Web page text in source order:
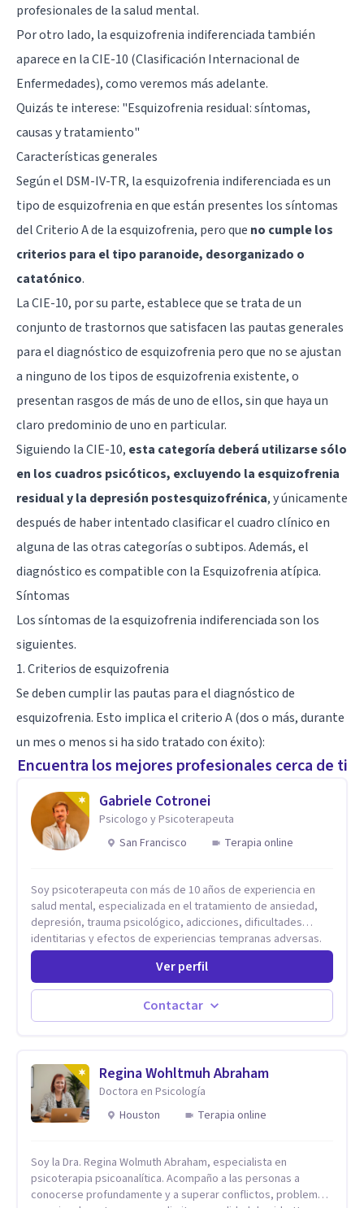
profesionales de la salud mental.
Por otro lado, la esquizofrenia indiferenciada también
aparece en la CIE-10 (Clasificación Internacional de
Enfermedades), como veremos más adelante.
Quizás te interese: "Esquizofrenia residual: síntomas,
causas y tratamiento"
Características generales
Según el DSM-IV-TR, la esquizofrenia indiferenciada es un
tipo de esquizofrenia en que están presentes los síntomas
del Criterio A de la esquizofrenia, pero que no cumple los
criterios para el tipo paranoide, desorganizado o
catatónico.
La CIE-10, por su parte, establece que se trata de un
conjunto de trastornos que satisfacen las pautas generales
para el diagnóstico de esquizofrenia pero que no se ajustan
a ninguno de los tipos de esquizofrenia existente, o
presentan rasgos de más de uno de ellos, sin que haya un
claro predominio de uno en particular.
Siguiendo la CIE-10, esta categoría deberá utilizarse sólo
en los cuadros psicóticos, excluyendo la esquizofrenia
residual y la depresión postesquizofrénica, y únicamente
después de haber intentado clasificar el cuadro clínico en
alguna de las otras categorías o subtipos. Además, el
diagnóstico es compatible con la Esquizofrenia atípica.
Síntomas
Los síntomas de la esquizofrenia indiferenciada son los
siguientes.
1. Criterios de esquizofrenia
Se deben cumplir las pautas para el diagnóstico de
esquizofrenia. Esto implica el criterio A (dos o más, durante
un mes o menos si ha sido tratado con éxito):
Encuentra los mejores profesionales cerca de ti
Gabriele Cotronei
Psicologo y Psicoterapeuta
San Francisco
Terapia online
Soy psicoterapeuta con más de 10 años de experiencia en
salud mental, especializada en el tratamiento de ansiedad,
depresión, trauma psicológico, adicciones, dificultades
identitarias y efectos de experiencias tempranas adversas.
Ofrezco un espacio terapéutico seguro, confidencial y
profundamente humano, donde el dolor emocional puede
transformarse en autoconocimiento, regulación emocional y
psicoanálisis, terapia somática y de trauma, psicología
Psicología Analítica Junguiana. Mi abordaje también incorpora
perspectivas interculturales, ecopsicología y el trabajo
simbólico con el inconsciente, entendiendo que cada
proceso terapéutico es único y requiere una mirada
Ver perfil
Contactar
Regina Wohltmuh Abraham
Doctora en Psicología
Houston
Terapia online
Soy la Dra. Regina Wolmuth Abraham, especialista en
psicoterapia psicoanalítica. Acompaño a las personas a
conocerse profundamente y a superar conflictos, problemas